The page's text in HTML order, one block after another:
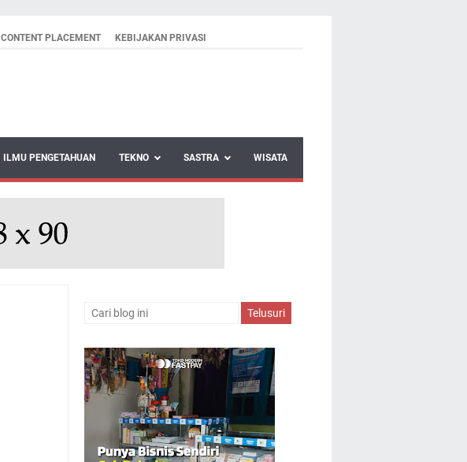
CONTENT PLACEMENT KEBIJAKAN PRIVASI
ILMU PENGETAHUAN TEKNO SASTRA WISATA